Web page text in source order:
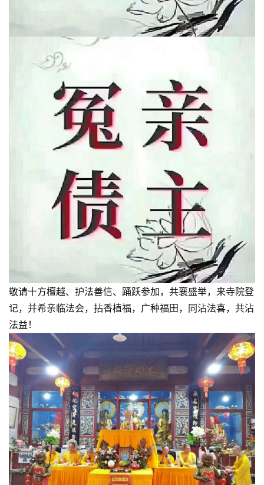
敬请十方檀越、护法善信、踊跃参加，共襄盛举，来寺院登
记，并希亲临法会，拈香植福，广种福田，同沾法喜，共沾
法益！